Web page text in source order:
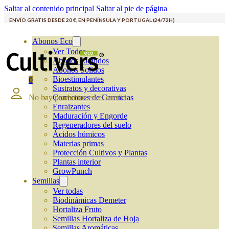
Saltar al contenido principal Saltar al pie de página
ENVÍO GRATIS DESDE 20 €, EN PENÍNSULA Y PORTUGAL (24/72H)
Abonos Eco
Ver Todos
Abonos Líquidos
Abonos Solidos
Bioestimulantes
Sustratos y decorativas
Correctores de Carencias
Enraizantes
Maduración y Engorde
Regeneradores del suelo
Ácidos húmicos
Materias primas
Protección Cultivos y Plantas
Plantas interior
GrowPunch
Semillas
Ver todas
Biodinámicas Demeter
Hortaliza Fruto
Semillas Hortaliza de Hoja
0
No hay productos en el carrito.